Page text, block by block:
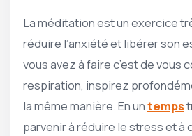
La méditation est un exercice
réduire l’anxiété et libérer son
vous avez à faire c’est de vous
respiration, inspirez
la même manière. En untemps
parvenir à réduire le stress et à